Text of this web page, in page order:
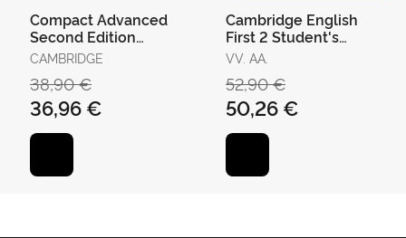
Compact Advanced
Second Edition
Student's Book With
Pack
CAMBRIDGE
38,90 €
36,96 €
Cambridge English
First 2 Student's
Book With Answers
VV. AA.
52,90 €
50,26 €